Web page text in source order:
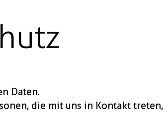
Daten.
die mit uns in Kontakt treten,